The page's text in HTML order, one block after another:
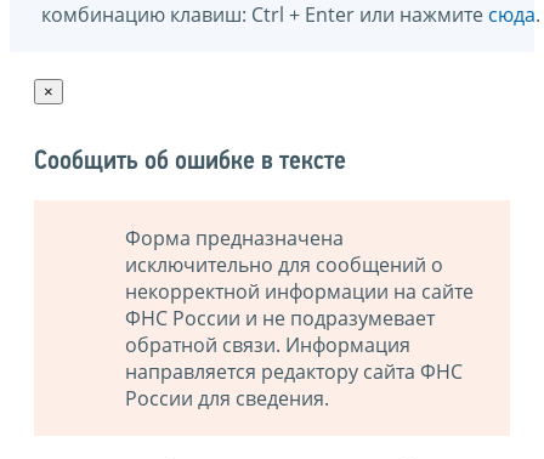
комбинацию клавиш: Ctrl + Enter или нажмите сюда.
×
Сообщить об ошибке в тексте
Форма предназначена
исключительно для сообщений о
некорректной информации на сайте
ФНС России и не подразумевает
обратной связи. Информация
направляется редактору сайта ФНС
России для сведения.